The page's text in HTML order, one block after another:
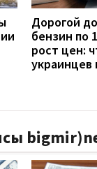
Дорогой
бензин по
рост цен:
украинцев